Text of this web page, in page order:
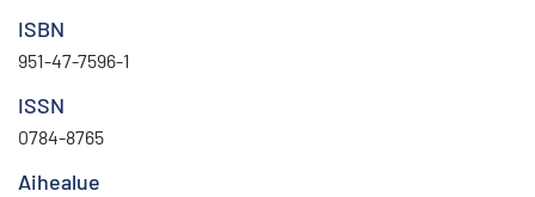
ISBN
951-47-7596-1
ISSN
0784-8765
Aihealue